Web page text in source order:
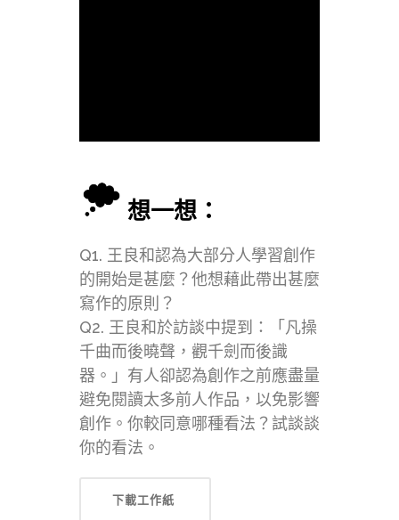
想一想：
Q1. 王良和認為大部分人學習創作
的開始是甚麼？他想藉此帶出甚麼
寫作的原則？
Q2. 王良和於訪談中提到：「凡操
千曲而後曉聲，觀千劍而後識
器。」有人卻認為創作之前應盡量
避免閱讀太多前人作品，以免影響
創作。你較同意哪種看法？試談談
你的看法。
下載工作紙